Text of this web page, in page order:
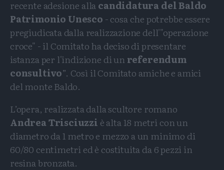
recente adesione allacandidatura del Baldo
Patrimonio Unesco - cosa che potrebbe essere
pregiudicata dalla realizzazione dell'"operazione
croce" - il Comitato ha deciso di presentare
istanza per l'indizione di un referendum
consultivo”. Così il Comitato amiche e amici
del monte Baldo.
L’opera, realizzata dalla scultore romano
Andrea Trisciuzzi è alta 18 metri con un
diametro da 1 metro e mezzo a un minimo di
60/80 centimetri ed è costituita da 6 pezzi in
resina bronzata.